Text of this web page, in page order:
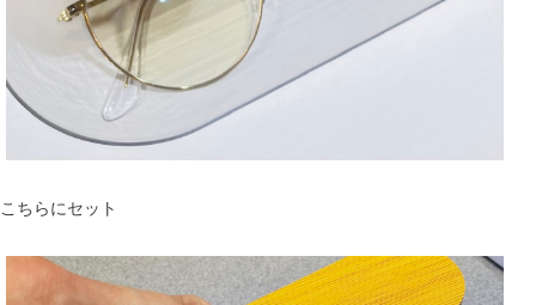
こちらにセット